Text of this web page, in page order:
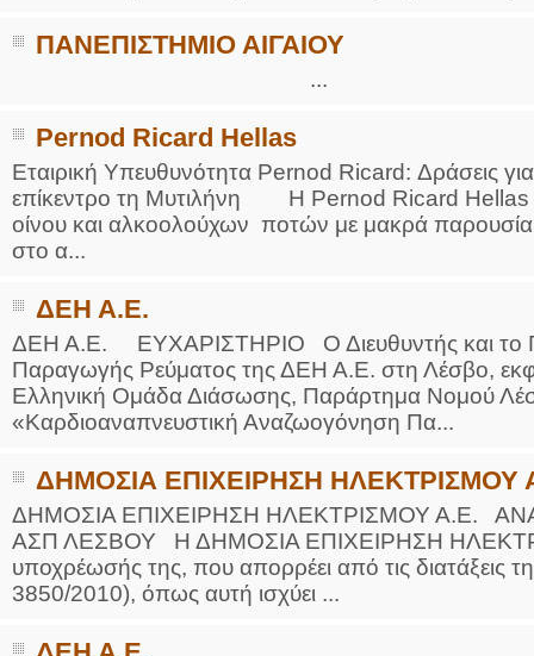
ΠΑΝΕΠΙΣΤΗΜΙΟ ΑΙΓΑΙΟΥ
...
Pernod Ricard Ηellas
Εταιρική Υπευθυνότητα Pernod Ricard: Δράσεις
επίκεντρο τη Μυτιλήνη H Pernod Ricard Hellas
οίνου και αλκοολούχων ποτών με μακρά
στο α...
ΔΕΗ Α.Ε.
ΔΕΗ Α.Ε. ΕΥΧΑΡΙΣΤΗΡΙΟ Ο Διευθυντής και το
Παραγωγής Ρεύματος της ΔΕΗ Α.Ε. στη Λέσβο,
Ελληνική Ομάδα Διάσωσης, Παράρτημα Νομού
«Καρδιοαναπνευστική Αναζωογόνηση Πα...
ΔΗΜΟΣΙΑ ΕΠΙΧΕΙΡΗΣΗ ΗΛΕΚΤΡΙΣΜΟΥ
ΔΗΜΟΣΙΑ ΕΠΙΧΕΙΡΗΣΗ ΗΛΕΚΤΡΙΣΜΟΥ Α.Ε.
ΑΣΠ ΛΕΣΒΟΥ Η ΔΗΜΟΣΙΑ ΕΠΙΧΕΙΡΗΣΗ
υποχρέωσής της, που απορρέει από τις διατάξεις
3850/2010), όπως αυτή ισχύει ...